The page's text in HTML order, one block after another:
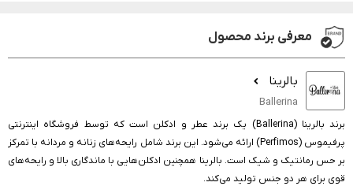
معرفی برند محصول
بالرینا
Ballerina
برند بالرینا (Ballerina) یک برند عطر و ادکلن است که توسط فروشگاه اینترنتی
پرفیموس (Perfimos) ارائه می‌شود. این برند شامل رایحه‌های زنانه و مردانه با تمرکز
بر حس رمانتیک و شیک است. بالرینا همچنین ادکلن‌هایی با ماندگاری بالا و رایحه‌های
قوی برای هر دو جنس تولید می‌کند.